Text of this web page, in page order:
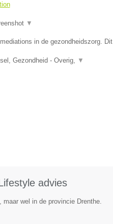
▼
in de gezondheidszorg. Dit
Gezondheid - Overig, ▼
advies
wel in de provincie Drenthe.